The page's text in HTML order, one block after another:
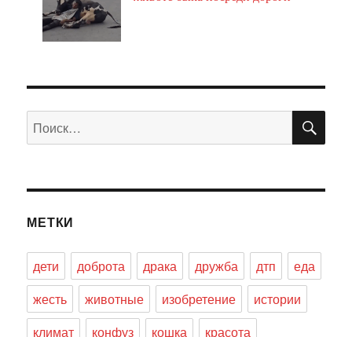
Искать:
МЕТКИ
дети доброта драка дружба дтп
еда
жесть
животные изобретение
истории
климат
конфуз кошка красота